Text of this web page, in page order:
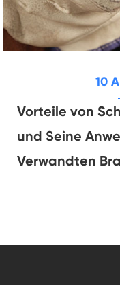
10
Vorteile von
und Seine
Verwandten